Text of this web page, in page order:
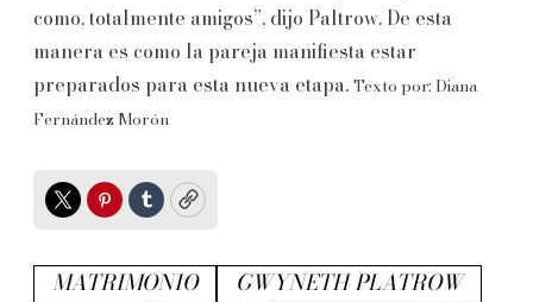
como, totalmente amigos”, dijo Paltrow. De esta
manera es como la pareja manifiesta estar
preparados para esta nueva etapa. Texto por: Diana
Fernández Morón
TwitterPinterest
TumblrCopy
MATRIMONIO
GWYNETH PLATROW